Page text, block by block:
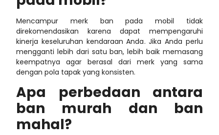
Mencampur merk ban pada mobil tidak
direkomendasikan karena dapat mempengaruhi
kinerja keseluruhan kendaraan Anda. Jika Anda perlu
mengganti lebih dari satu ban, lebih baik memasang
keempatnya agar berasal dari merk yang sama
dengan pola tapak yang konsisten.
Apa perbedaan antara
ban murah dan ban
mahal?